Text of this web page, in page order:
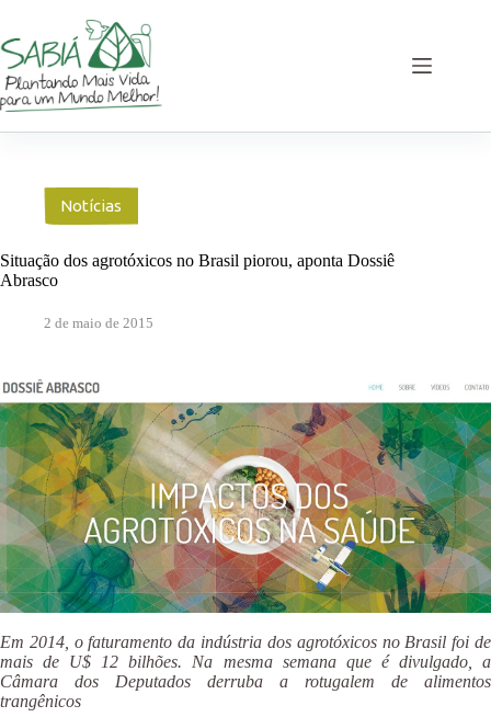
o
conteúdo
Notícias
Situação dos agrotóxicos no Brasil piorou, aponta Dossiê
Abrasco
2 de maio de 2015
Em 2014, o faturamento da indústria dos agrotóxicos no Brasil foi de
mais de U$ 12 bilhões. Na mesma semana que é divulgado, a
Câmara dos Deputados derruba a rotugalem de alimentos
trangênicos